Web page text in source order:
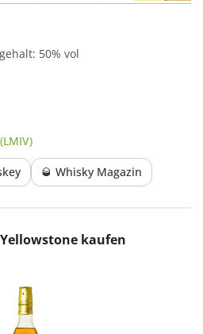
50% vol
🥃 Whisky Magazin
kaufen